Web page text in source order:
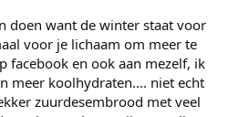
doen want de winter staat voor
voor je lichaam om meer te
facebook en ook aan mezelf, ik
meer koolhydraten.... niet echt
zuurdesembrood met veel